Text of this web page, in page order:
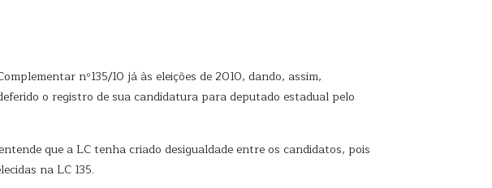
nº135/10 já às eleições de 2010, dando, assim,
o registro de sua candidatura para deputado estadual pelo
que a LC tenha criado desigualdade entre os candidatos, pois
na LC 135.